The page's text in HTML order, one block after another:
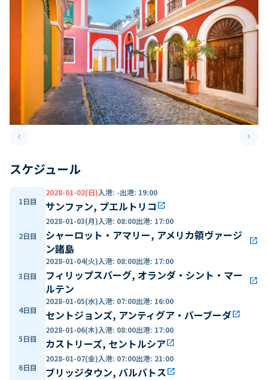
keyboard_arrow_leftPrevious slide keyboard_arrow_right
スケジュール
1日目
2028-01-02(日)入港: -出港: 19:00
サンファン, プエルトリコ open_in_new
2日目
2028-01-03(月)入港: 08:00出港: 17:00
シャーロット・アマリー, アメリカ領ヴァージ
ン諸島
open_in_new
3日目
2028-01-04(火)入港: 08:00出港: 17:00
フィリップスバーグ, オランダ・シント・マー
ルテン
open_in_new
4日目
2028-01-05(水)入港: 07:00出港: 16:00
セントジョンズ, アンティグア・バーブーダopen_in_new
5日目
2028-01-06(木)入港: 08:00出港: 17:00
カストリーズ, セントルシアopen_in_new
6日目
2028-01-07(金)入港: 07:00出港: 21:00
ブリッジタウン, バルバトスopen_in_new